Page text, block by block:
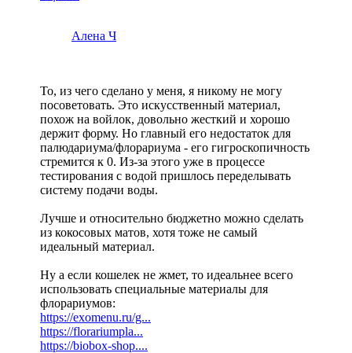
Алена Ч
То, из чего сделано у меня, я никому не могу
посоветовать. Это искусственный материал,
похож на войлок, довольно жесткий и хорошо
держит форму. Но главный его недостаток для
палюдариума/флорариума - его гигроскопичность
стремится к 0. Из-за этого уже в процессе
тестирования с водой пришлось переделывать
систему подачи воды.
Лучше и относительно бюджетно можно сделать
из кокосовых матов, хотя тоже не самый
идеальный материал.
Ну а если кошелек не жмет, то идеальнее всего
использовать специальные материалы для
флорариумов:
https://exomenu.ru/g...
https://florariumpla...
https://biobox-shop....